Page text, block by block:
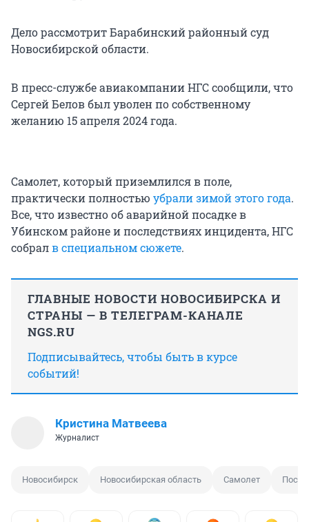
Дело рассмотрит Барабинский районный суд
Новосибирской области.
В пресс-службе авиакомпании НГС сообщили, что
Сергей Белов был уволен по собственному
желанию 15 апреля 2024 года.
Самолет, который приземлился в поле,
практически полностью убрали зимой этого года.
Все, что известно об аварийной посадке в
Убинском районе и последствиях инцидента, НГС
собралв специальном сюжете.
ГЛАВНЫЕ НОВОСТИ НОВОСИБИРСКА И
СТРАНЫ — В ТЕЛЕГРАМ-КАНАЛЕ
NGS.RU
Подписывайтесь, чтобы быть в курсе
событий!
Кристина Матвеева
Журналист
Новосибирск Новосибирская область Самолет